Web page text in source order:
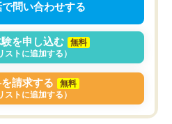
で問い合わせする
を申し込む
無料
ストに追加する）
請求する
無料
ストに追加する）